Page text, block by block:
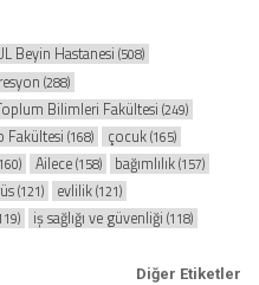
Beyin Hastanesi (508)
(288)
Bilimleri Fakültesi (249)
Fakültesi(168) çocuk(165)
Ailece(158) bağımlılık(157)
(121) evlilik(121)
iş sağlığı ve güvenliği(118)
Diğer Etiketler